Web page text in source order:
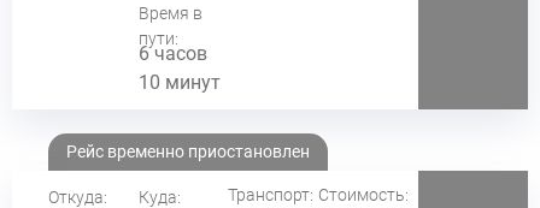
Время в
пути:
6 часов
10 минут
Рейс временно приостановлен
Откуда: Куда: Транспорт: Стоимость: